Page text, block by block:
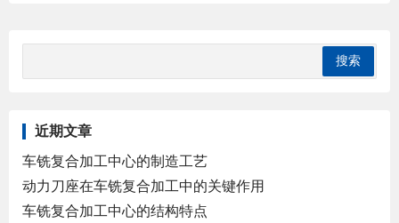
近期文章
车铣复合加工中心的制造工艺
动力刀座在车铣复合加工中的关键作用
车铣复合加工中心的结构特点